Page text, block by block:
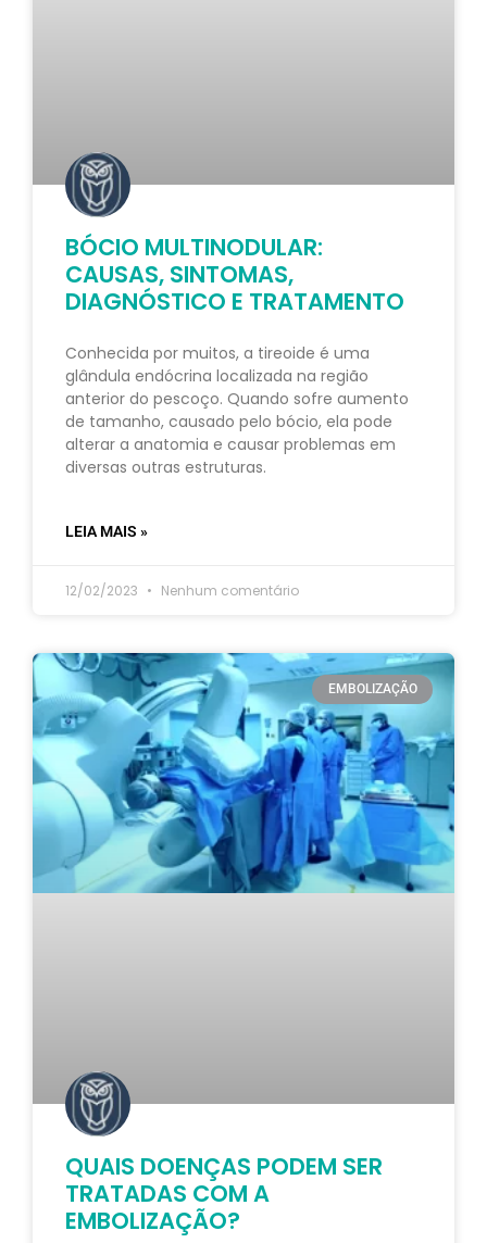
BÓCIO MULTINODULAR:
CAUSAS, SINTOMAS,
DIAGNÓSTICO E TRATAMENTO
Conhecida por muitos, a tireoide é uma
glândula endócrina localizada na região
anterior do pescoço. Quando sofre aumento
de tamanho, causado pelo bócio, ela pode
alterar a anatomia e causar problemas em
diversas outras estruturas.
LEIA MAIS »
12/02/2023 Nenhum comentário
EMBOLIZAÇÃO
QUAIS DOENÇAS PODEM SER
TRATADAS COM A
EMBOLIZAÇÃO?